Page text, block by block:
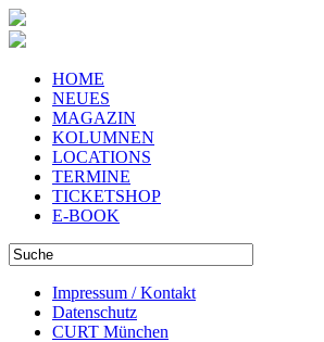
HOME
NEUES
MAGAZIN
KOLUMNEN
LOCATIONS
TERMINE
TICKETSHOP
E-BOOK
Impressum / Kontakt
Datenschutz
CURT München